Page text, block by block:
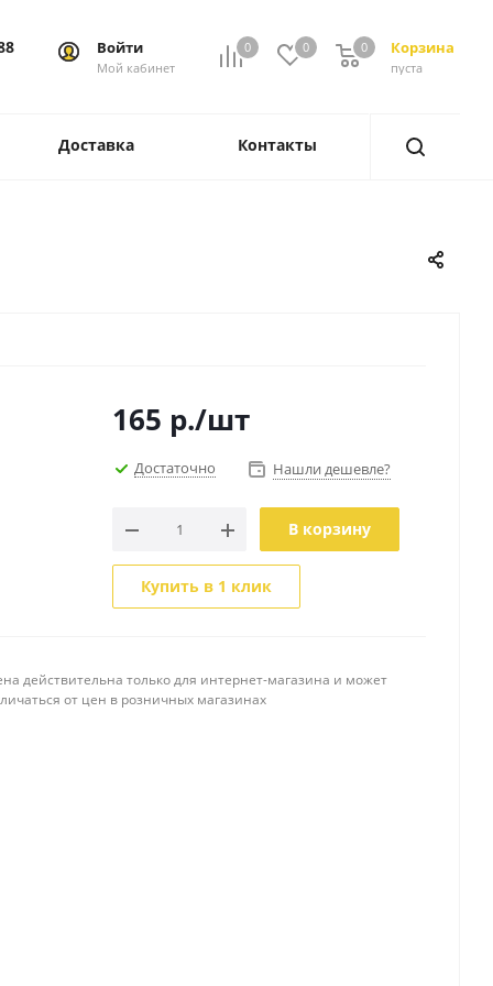
0 0 Корзина
0
пуста
0
Войти
Мой кабинет
Доставка Контакты
165 р./шт
Достаточно Нашли дешевле?
В корзину
Купить в 1 клик
действительна только для интернет-магазина и может
от цен в розничных магазинах